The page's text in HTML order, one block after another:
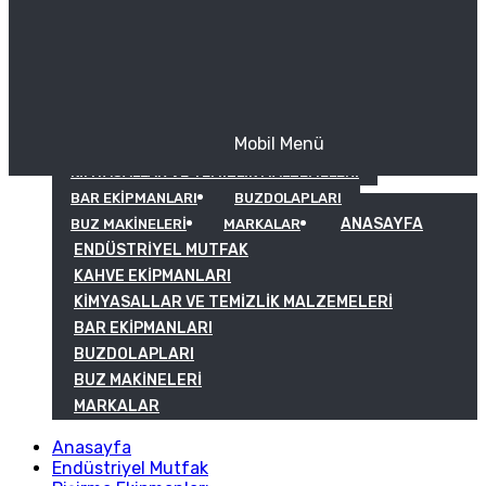
KIMYASALLAR VE TEMIZLIK MALZEMELERI
BAR EKIPMANLARI
BUZDOLAPLARI
BUZ MAKINELERI
MARKALAR
Mobil Menü
ANASAYFA
ENDÜSTRIYEL MUTFAK
KAHVE EKIPMANLARI
KIMYASALLAR VE TEMIZLIK MALZEMELERI
BAR EKIPMANLARI
BUZDOLAPLARI
BUZ MAKINELERI
MARKALAR
Anasayfa
Endüstriyel Mutfak